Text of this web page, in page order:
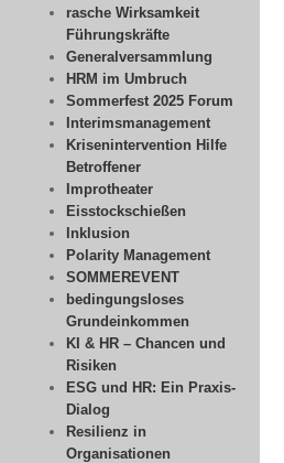
rasche Wirksamkeit
Führungskräfte
Generalversammlung
HRM im Umbruch
Sommerfest 2025 Forum
Interimsmanagement
Krisenintervention Hilfe
Betroffener
Improtheater
Eisstockschießen
Inklusion
Polarity Management
SOMMEREVENT
bedingungsloses
Grundeinkommen
KI & HR – Chancen und
Risiken
ESG und HR: Ein Praxis-
Dialog
Resilienz in
Organisationen